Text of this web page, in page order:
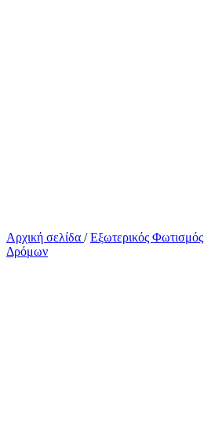
Αρχική σελίδα / Εξωτερικός Φωτισμός
Δρόμων